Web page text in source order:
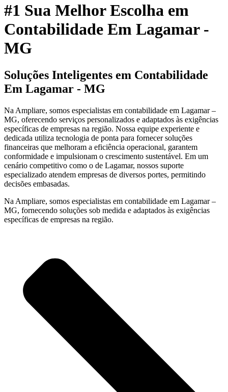
#1 Sua Melhor Escolha em
Contabilidade Em Lagamar -
MG
Soluções Inteligentes em Contabilidade
Em Lagamar - MG
Na Ampliare, somos especialistas em contabilidade em Lagamar –
MG, oferecendo serviços personalizados e adaptados às exigências
específicas de empresas na região. Nossa equipe experiente e
dedicada utiliza tecnologia de ponta para fornecer soluções
financeiras que melhoram a eficiência operacional, garantem
conformidade e impulsionam o crescimento sustentável. Em um
cenário competitivo como o de Lagamar, nossos suporte
especializado atendem empresas de diversos portes, permitindo
decisões embasadas.
Na Ampliare, somos especialistas em contabilidade em Lagamar –
MG, fornecendo soluções sob medida e adaptados às exigências
específicas de empresas na região.